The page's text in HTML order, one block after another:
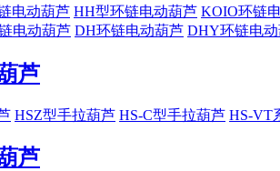
电动葫芦 HH型环链电动葫芦 KOIO环链
电动葫芦 DH环链电动葫芦 DHY环链电
芦
HSZ型手拉葫芦 HS-C型手拉葫芦 HS-VT
芦